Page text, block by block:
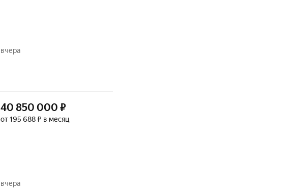
вчера
40 850 000 ₽
от 195 688 ₽ в месяц
вчера